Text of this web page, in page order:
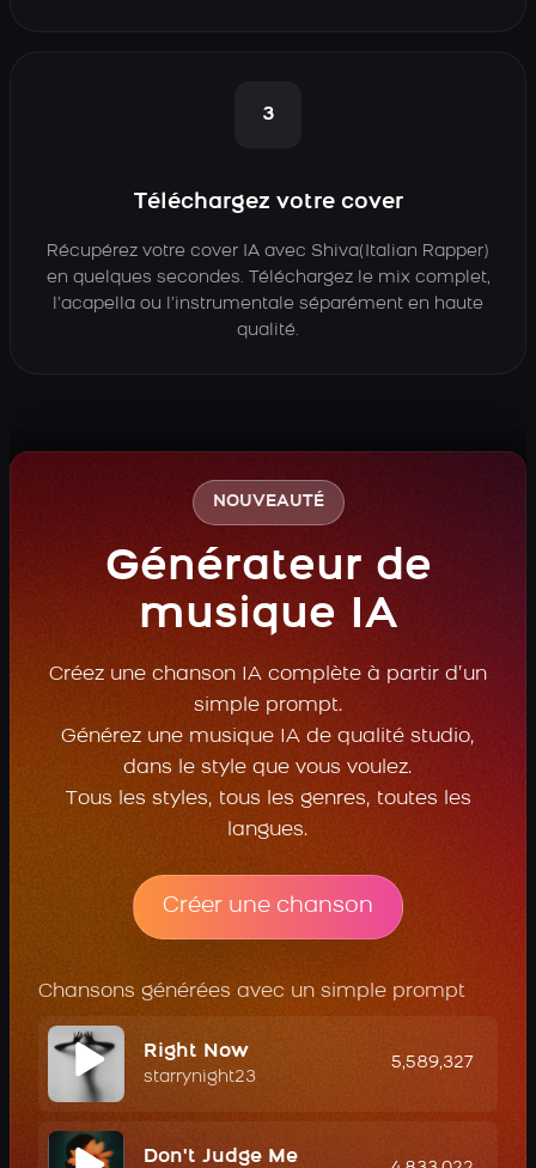
3
Téléchargez votre cover
Récupérez votre cover IA avec Shiva(Italian Rapper)
en quelques secondes. Téléchargez le mix complet,
l’acapella ou l’instrumentale séparément en haute
qualité.
NOUVEAUTÉ
Générateur de
musique IA
Créez une chanson IA complète à partir d’un
simple prompt.
Générez une musique IA de qualité studio,
dans le style que vous voulez.
Tous les styles, tous les genres, toutes les
langues.
Créer une chanson
Chansons générées avec un simple prompt
Right Now
starrynight23
5,589,327
Don't Judge Me